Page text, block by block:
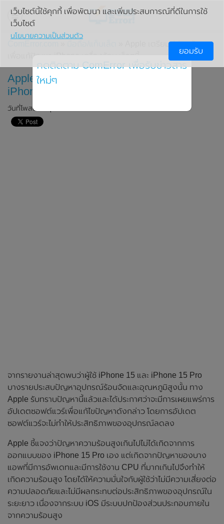
» Apple เตรียมปล่อยอัพเดท
Apple เตรียมปล่อยอัพเดท เพื่อแก้ปัญหา
iPhone เครื่องร้อน เร็วๆนี้
วันที่โพสต์: 2 ตุลาคม 2023
จากรายงานล่าสุดพบว่าผู้ใช้ iPhone 15 และ iPhone 15 Pro
บางรายประสบปัญหาอุปกรณ์ร้อนจัดและอุณหภูมิสูงนั้น ทาง
Apple รับทราบปัญหานี้แล้วและได้ประกาศว่าจะมีการเผยแพร่การ
อัปเดตซอฟต์แวร์เพื่อแก้ไขปัญหาดังกล่าว โดยการอัปเดต
ซอฟต์แวร์จะไม่ทำให้ประสิทธิภาพของอุปกรณ์ลดลง
Apple ชี้แจงว่าปัญหาความร้อนสูงเกินไปไม่ได้เกิดจากการ
ออกแบบของ iPhone 15 Pro เอง แต่เกิดจากปัญหาของบาง
แอพที่มีการอัพเดทและมีการใช้งาน CPU ที่มากเกินไปจึงทำให้
เกิดความร้อนสูง โดยได้ให้ความมั่นใจกับผู้ใช้ว่าไม่มีความเสี่ยงต่อ
ความปลอดภัยและไม่มีผลกระทบต่อประสิทธิภาพของอุปกรณ์ใน
ระยะยาว เนื่องจากระบบ iOS มีระบบปกป้องส่วนประกอบภายใน
จากความร้อนสูง
เว็บไซต์นี้ใช้คุกกี้ เพื่อพัฒนา และเพิ่มประสบการณ์ที่ดีในการใช้
เว็บไซต์
นโยบายความเป็นส่วนตัว
ยอมรับ
กดติดตาม ComError เพื่อรับข่าวสาร
ใหม่ๆ